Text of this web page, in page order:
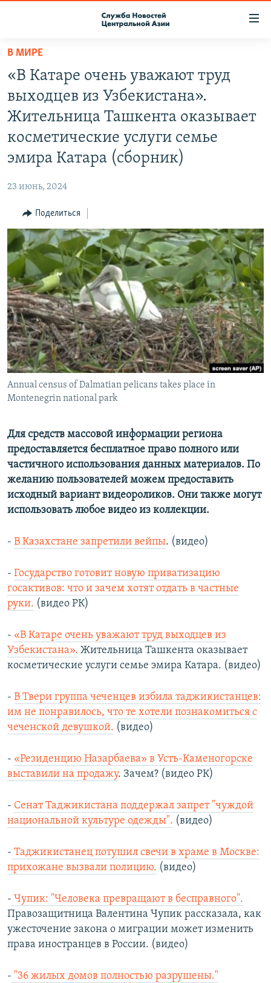
Вернуться
основному
содержанию
Вернутся
главной
навигации
Вернутся
ПОДПИСКА
КОНТАКТЫ
НАСТОЯЩЕЕ ВРЕМЯ
В МИРЕ
«В Катаре очень уважают труд
выходцев из Узбекистана».
Жительница Ташкента оказывает
косметические услуги семье
эмира Катара (сборник)
23 июнь, 2024
Поделиться
Annual census of Dalmatian pelicans takes place in
Montenegrin national park
Для средств массовой информации региона
предоставляется бесплатное право полного или
частичного использования данных материалов. По
желанию пользователей можем предоставить
исходный вариант видеороликов. Они также могут
использовать любое видео из коллекции.
- В Казахстане запретили вейпы. (видео)
- Государство готовит новую приватизацию
госактивов: что и зачем хотят отдать в частные
руки. (видео РК)
- «В Катаре очень уважают труд выходцев из
Узбекистана». Жительница Ташкента оказывает
косметические услуги семье эмира Катара. (видео)
- В Твери группа чеченцев избила таджикистанцев:
им не понравилось, что те хотели познакомиться с
чеченской девушкой. (видео)
- «Резиденцию Назарбаева» в Усть-Каменогорске
выставили на продажу. Зачем? (видео РК)
- Сенат Таджикистана поддержал запрет "чуждой
национальной культуре одежды". (видео)
- Таджикистанец потушил свечи в храме в Москве:
прихожане вызвали полицию. (видео)
- Чупик: "Человека превращают в бесправного".
Правозащитница Валентина Чупик рассказала, как
ужесточение закона о миграции может изменить
права иностранцев в России. (видео)
- "36 жилых домов полностью разрушены."